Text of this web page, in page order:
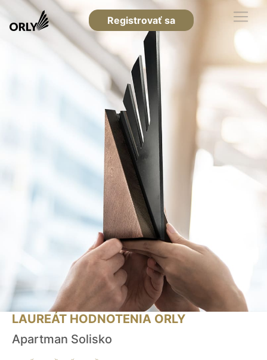
Registrovať sa
LAUREÁT HODNOTENIA ORLY
Apartman Solisko